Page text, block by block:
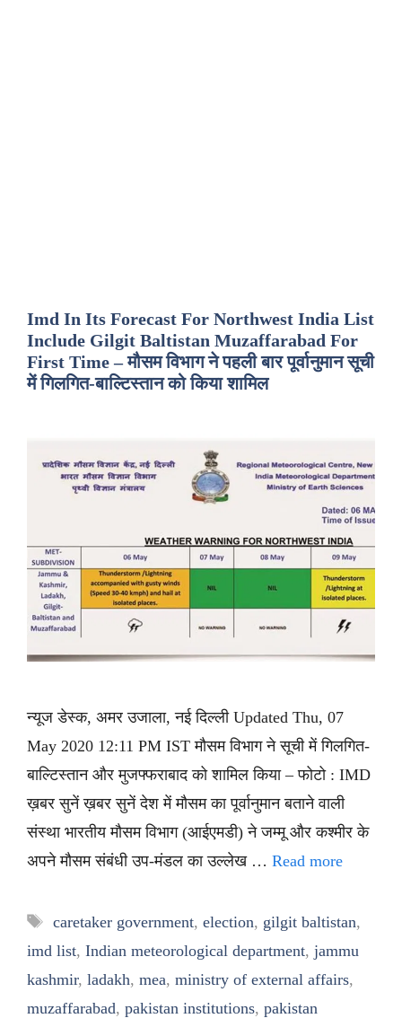
Imd In Its Forecast For Northwest India List
Include Gilgit Baltistan Muzaffarabad For
First Time – मौसम विभाग ने पहली बार पूर्वानुमान सूची
में गिलगित-बाल्टिस्तान को किया शामिल
न्यूज डेस्क, अमर उजाला, नई दिल्ली Updated Thu, 07
May 2020 12:11 PM IST मौसम विभाग ने सूची में गिलगित-
बाल्टिस्तान और मुजफ्फराबाद को शामिल किया – फोटो : IMD
ख़बर सुनें ख़बर सुनें देश में मौसम का पूर्वानुमान बताने वाली
संस्था भारतीय मौसम विभाग (आईएमडी) ने जम्मू और कश्मीर के
अपने मौसम संबंधी उप-मंडल का उल्लेख … Read more
Tags
caretaker government, election, gilgit baltistan,
imd list, Indian meteorological department, jammu
kashmir, ladakh, mea, ministry of external affairs,
muzaffarabad, pakistan institutions, pakistan